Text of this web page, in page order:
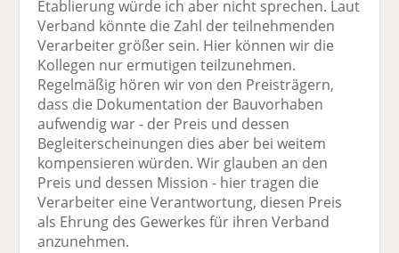
Etablierung würde ich aber nicht sprechen. Laut
Verband könnte die Zahl der teilnehmenden
Verarbeiter größer sein. Hier können wir die
Kollegen nur ermutigen teilzunehmen.
Regelmäßig hören wir von den Preisträgern,
dass die Dokumentation der Bauvorhaben
aufwendig war - der Preis und dessen
Begleiterscheinungen dies aber bei weitem
kompensieren würden. Wir glauben an den
Preis und dessen Mission - hier tragen die
Verarbeiter eine Verantwortung, diesen Preis
als Ehrung des Gewerkes für ihren Verband
anzunehmen.